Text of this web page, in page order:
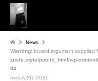
News
Warning: Invalid argument supplied
zushi.style/public_html/wp-
94
mev-A201-0031